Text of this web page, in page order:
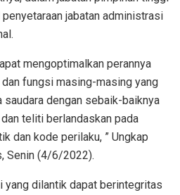
jabatan administrasi
mengoptimalkan perannya
fungsi masing-masing yang
saudara dengan sebaik-baiknya
teliti berlandaskan pada
dan kode perilaku, ” Ungkap
Senin (4/6/2022).
yang dilantik dapat berintegritas